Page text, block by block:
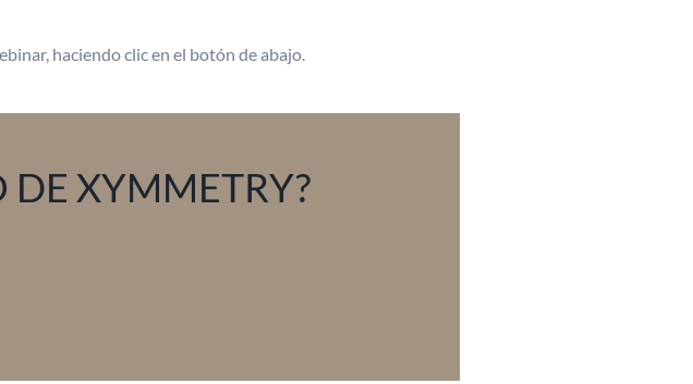
haciendo clic en el botón de abajo.
DE XYMMETRY?